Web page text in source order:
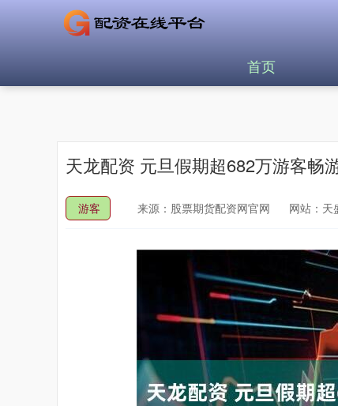
首页
天龙配资 元旦假期超682万游客畅
游客 来源：股票期货配资网官网 网站：天